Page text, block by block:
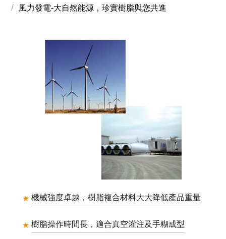
風力發電-大自然能源，珍實樹脂與您共進
機械強度卓越，樹脂複合材料大大降低產品重量
樹脂操作時間長，適合真空灌注及手糊成型